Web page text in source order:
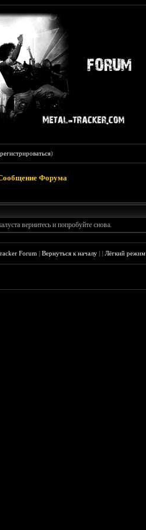
)
Форума
вернитесь и попробуйте снова.
Forum |Вернуться к началу ||Лёгкий режим